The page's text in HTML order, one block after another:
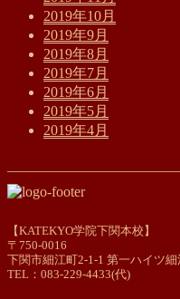
2019年10月
2019年9月
2019年8月
2019年7月
2019年6月
2019年5月
2019年4月
【KATEKYO学院下関本校】
〒750-0016
下関市細江町2-1-1 第一ハイツ細
TEL：083-229-4433(代)